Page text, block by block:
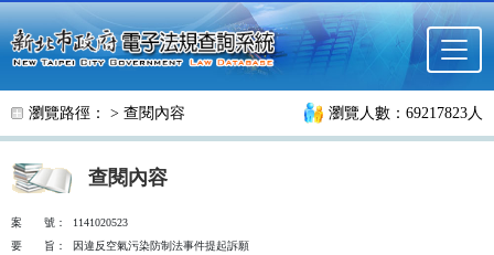
跳至主要內容
瀏覽路徑： > 查閱內容 瀏覽人數：69217823人
查閱內容
案 號：
1141020523
要
旨：
因違反空氣污染防制法事件提起訴願